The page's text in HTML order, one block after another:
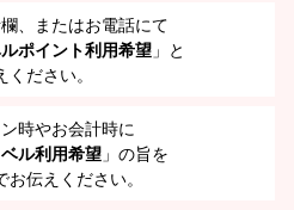
、またはお電話にて
ポイント利用希望 」と
ください。
時やお会計時に
ル利用希望 」の旨を
お伝えください。